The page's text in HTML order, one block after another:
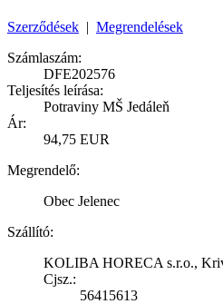
Szerződések | Megrendelések
Számlaszám:
DFE202576
Teljesítés leírása:
Potraviny MŠ Jedáleň
Ár:
94,75 EUR
Megrendelő:
Obec Jelenec
Szállító:
KOLIBA HORECA s.r.o.,
Cjsz.:
56415613